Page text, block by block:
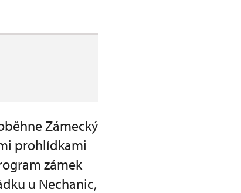
Zámecký
prohlídkami
zámek
u Nechanic,